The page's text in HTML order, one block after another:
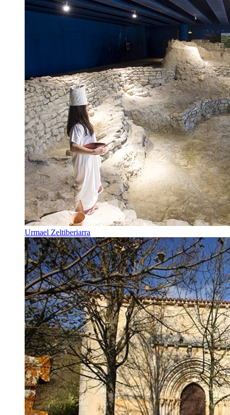
Urmael Zeltiberiarra